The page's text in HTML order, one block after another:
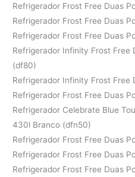
Refrigerador Frost Free Duas
Refrigerador Frost Free Duas
Refrigerador Frost Free Duas
Refrigerador Infinity Frost Free
(df80)
Refrigerador Infinity Frost Free
Refrigerador Frost Free Duas
Refrigerador Celebrate Blue
430l Branco (dfn50)
Refrigerador Frost Free Duas
Refrigerador Frost Free Duas
Refrigerador Frost Free Duas